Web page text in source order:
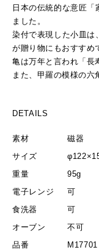
日本の伝統的な意匠
ました。
染付で表現した小皿は
が贈り物にもおすすめ
亀は万年と言われ「長
また、甲羅の模様の六
DETAILS
素材
磁器
サイズ
重量
95g
電子レンジ
可
食洗器
可
オーブン
不可
品番
M17701